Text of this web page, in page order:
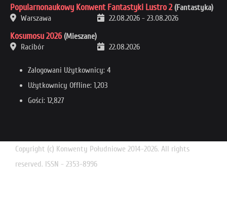
Popularnonaukowy Konwent Fantastyki Lustro 2 (Fantastyka)
Warszawa
22.08.2026 - 23.08.2026
Kosumosu 2026 (Mieszane)
Racibór
22.08.2026
Zalogowani Użytkownicy: 4
Użytkownicy Offline: 1,203
Gości: 12,827
Copyright (c) Konwenty Południowe 2014-2026. All rights
reserved. ISSN - 2353-8996